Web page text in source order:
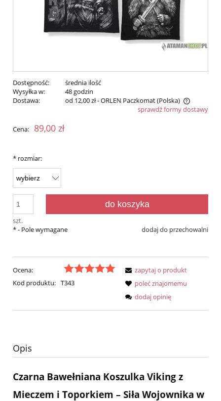
Dostępność:
średnia ilość
Wysyłka w:
48 godzin
Dostawa:
od 12,00 zł- ORLEN Paczkomat(Polska)
Cena nie zawiera ewentualnych kosztów płatnościsprawdź formy dostawy
Cena: 89,00 zł
* rozmiar:
szt.
do koszyka
dodaj do przechowalni
*- Pole wymagane
Ocena:
Kod produktu: T343
zapytaj o produkt
poleć znajomemu
dodaj opinię
Opis
Czarna Bawełniana Koszulka Viking z
Mieczem i Toporkiem – Siła Wojownika w